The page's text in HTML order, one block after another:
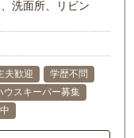
洗面所、リビン
夫歓迎
学歴不問
ウスキーパー募集